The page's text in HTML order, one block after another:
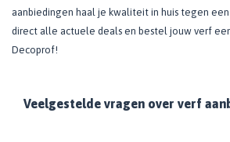
aanbiedingen haal je kwaliteit in huis tegen een
direct alle actuele deals en bestel jouw verf
Decoprof!
Veelgestelde vragen over verf